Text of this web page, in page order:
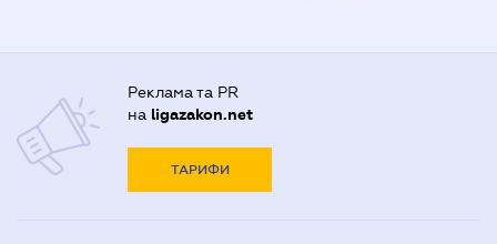
Реклама та PR
на ligazakon.net
ТАРИФИ